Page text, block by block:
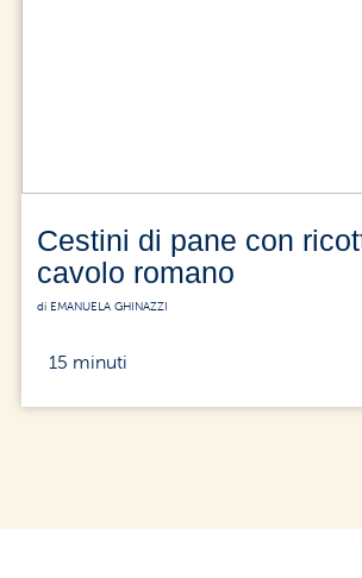
Cestini di pane con
cavolo romano
di EMANUELA GHINAZZI
15 minuti